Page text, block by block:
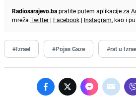
Radiosarajevo.bapratite putem aplikacije za
mreža Twitter | Facebook | Instagram, kao i
#Izrael #Pojas Gaze #rat u